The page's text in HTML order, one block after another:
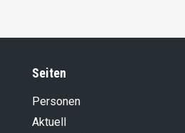
Seiten
Personen
Aktuell